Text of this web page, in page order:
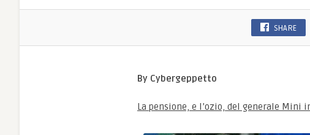
SHARE
By Cybergeppetto
La pensione, e l’ozio, del generale